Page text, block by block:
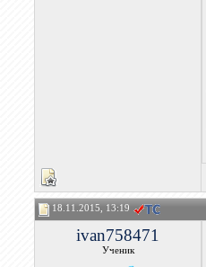
18.11.2015, 13:19
ivan758471
Ученик